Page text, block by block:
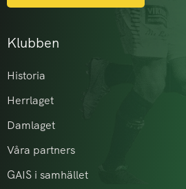
Klubben
Historia
Herrlaget
Damlaget
Våra partners
GAIS i samhället